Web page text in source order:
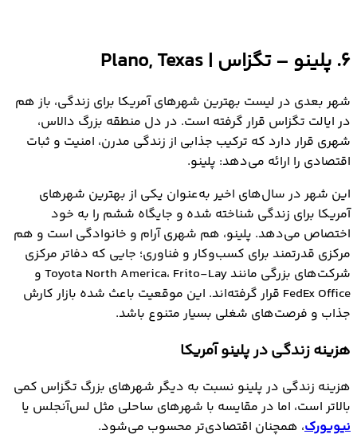
6. پلینو – تگزاس | Plano, Texas
شهر بعدی در لیست بهترین شهرهای آمریکا برای زندگی، باز هم
در ایالت تگزاس قرار گرفته است. در دل منطقه بزرگ دالاس،
شهری قرار دارد که ترکیب جذابی از زندگی مدرن، امنیت و ثبات
اقتصادی را ارائه می‌دهد: پلینو.
این شهر در سال‌های اخیر به‌عنوان یکی از بهترین شهرهای
آمریکا برای زندگی شناخته شده و جایگاه ششم را به خود
اختصاص می‌دهد. پلینو، هم شهری آرام و خانوادگی است و هم
مرکزی قدرتمند برای کسب‌وکار و فناوری؛ جایی که دفاتر مرکزی
شرکت‌های بزرگی مانند Toyota North America، Frito-Lay و
FedEx Office قرار گرفته‌اند. این موقعیت باعث شده بازار کارش
جذاب و فرصت‌های شغلی بسیار متنوع باشد.
هزینه زندگی در پلینو آمریکا
هزینه زندگی در پلینو نسبت به دیگر شهرهای بزرگ تگزاس کمی
بالاتر است، اما در مقایسه با شهرهای ساحلی مثل لس‌آنجلس یا
نیویورک، همچنان اقتصادی‌تر محسوب می‌شود.